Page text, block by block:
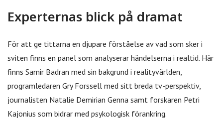
Experternas blick på dramat
För att ge tittarna en djupare förståelse av vad som sker i
sviten finns en panel som analyserar händelserna i realtid. Här
finns Samir Badran med sin bakgrund i realityvärlden,
programledaren Gry Forssell med sitt breda tv-perspektiv,
journalisten Natalie Demirian Genna samt forskaren Petri
Kajonius som bidrar med psykologisk förankring.